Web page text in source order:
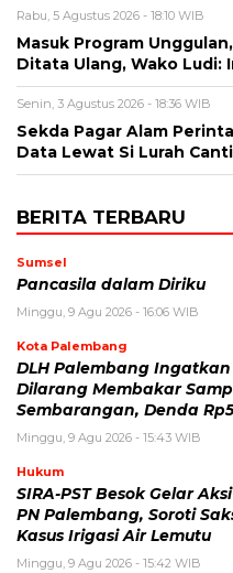
Rabu, 5 Agustus 2026 - 18:10 WIB
Masuk Program
Ditata Ulang, Wako Ludi:
Senin, 3 Agustus 2026 - 18:36 WIB
Sekda Pagar Alam
Data Lewat Si Lurah
BERITA TERBARU
Sumsel
Pancasila dalam Diriku
Minggu, 9 Agu 2026 - 16:06 WIB
Kota Palembang
DLH Palembang
Dilarang Membakar
Sembarangan, Denda
Minggu, 9 Agu 2026 - 15:43 WIB
Hukum
SIRA-PST Besok Gelar
PN Palembang, Soroti
Kasus Irigasi Air Lemutu
Minggu, 9 Agu 2026 - 15:42 WIB